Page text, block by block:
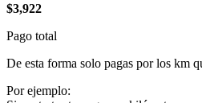
$3,922
Pago total
De esta forma solo pagas por los km
Por ejemplo: